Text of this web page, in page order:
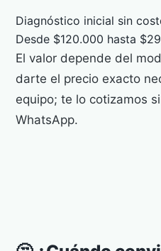
Diagnóstico inicial sin
Desde $120.000 hasta
El valor depende del
darte el precio exacto
equipo; te lo cotizamos
WhatsApp.